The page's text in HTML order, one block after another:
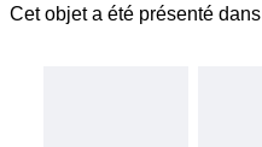
Cet objet a été présenté dans